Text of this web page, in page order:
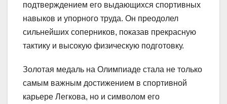
подтверждением его выдающихся спортивных
навыков и упорного труда. Он преодолел
сильнейших соперников, показав прекрасную
тактику и высокую физическую подготовку.
Золотая медаль на Олимпиаде стала не только
самым важным достижением в спортивной
карьере Легкова, но и символом его